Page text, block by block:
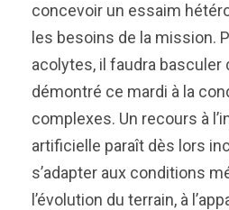
concevoir un essaim
les besoins de la mission.
acolytes, il faudra basculer
démontré ce mardi à la
complexes. Un recours à
artificielle paraît dès lors
s’adapter aux conditions
l’évolution du terrain, à